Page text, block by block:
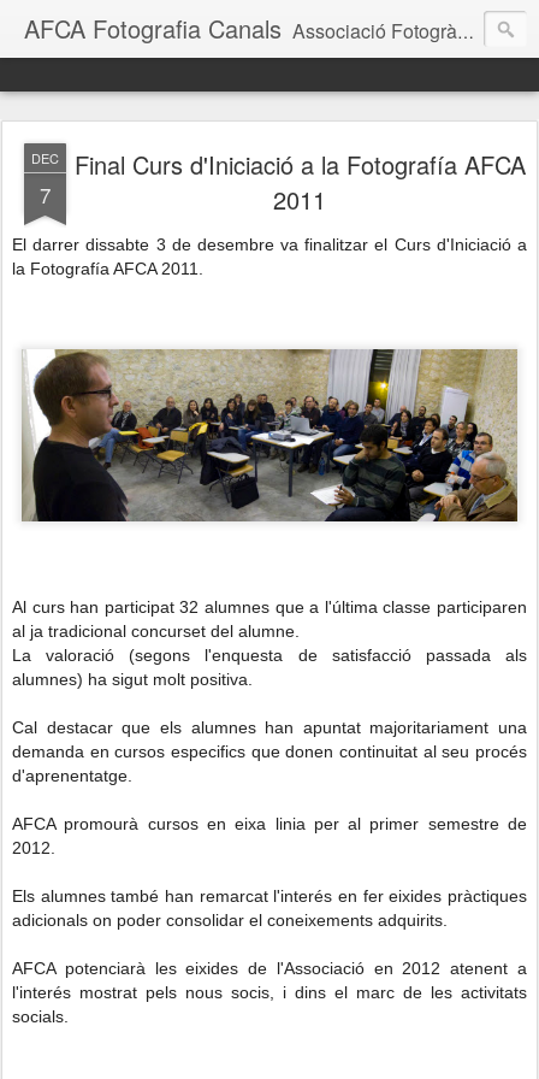
AFCA Fotografia Canals Associació Fotogràfica Canals
DEC
7
Final Curs d'Iniciació a la Fotografía AFCA
2011
El darrer dissabte 3 de desembre va finalitzar el Curs d'Iniciació a
la Fotografía AFCA 2011.
Al curs han participat 32 alumnes que a l'última classe participaren
al ja tradicional concurset del alumne.
La valoració (segons l'enquesta de satisfacció passada als
alumnes) ha sigut molt positiva.
Cal destacar que els alumnes han apuntat majoritariament una
demanda en cursos especifics que donen continuitat al seu procés
d'aprenentatge.
AFCA promourà cursos en eixa linia per al primer semestre de
2012.
Els alumnes també han remarcat l'interés en fer eixides pràctiques
adicionals on poder consolidar el coneixements adquirits.
AFCA potenciarà les eixides de l'Associació en 2012 atenent a
l'interés mostrat pels nous socis, i dins el marc de les activitats
socials.